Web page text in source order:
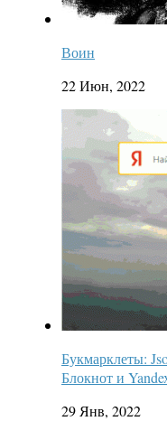
Воин
22 Июн, 2022
Букмарклеты:
Блокнот и
29 Янв, 2022